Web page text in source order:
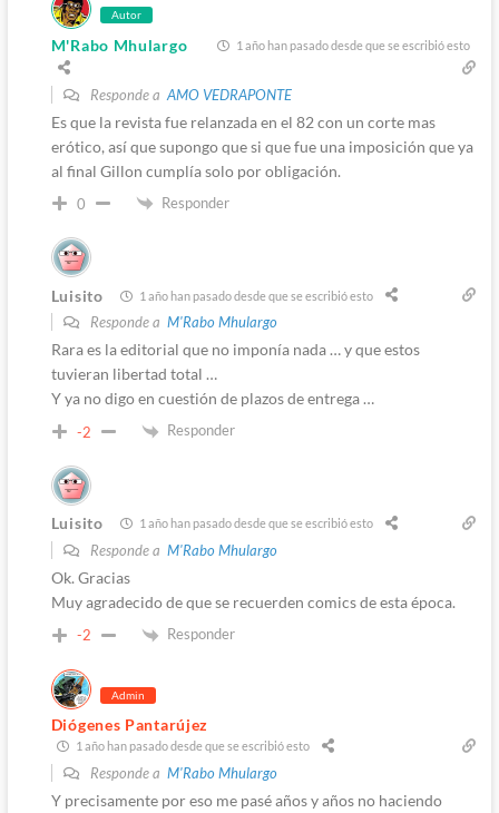
Autor
M'Rabo Mhulargo 1 año han pasado desde que se escribió esto
Responde a AMO VEDRAPONTE
Es que la revista fue relanzada en el 82 con un corte mas
erótico, así que supongo que si que fue una imposición que ya
al final Gillon cumplía solo por obligación.
0 Responder
Luisito 1 año han pasado desde que se escribió esto
Responde a M'Rabo Mhulargo
Rara es la editorial que no imponía nada … y que estos
tuvieran libertad total …
Y ya no digo en cuestión de plazos de entrega …
-2 Responder
Luisito 1 año han pasado desde que se escribió esto
Responde a M'Rabo Mhulargo
Ok. Gracias
Muy agradecido de que se recuerden comics de esta época.
-2 Responder
Admin
Diógenes Pantarújez
1 año han pasado desde que se escribió esto
Responde a M'Rabo Mhulargo
Y precisamente por eso me pasé años y años no haciendo